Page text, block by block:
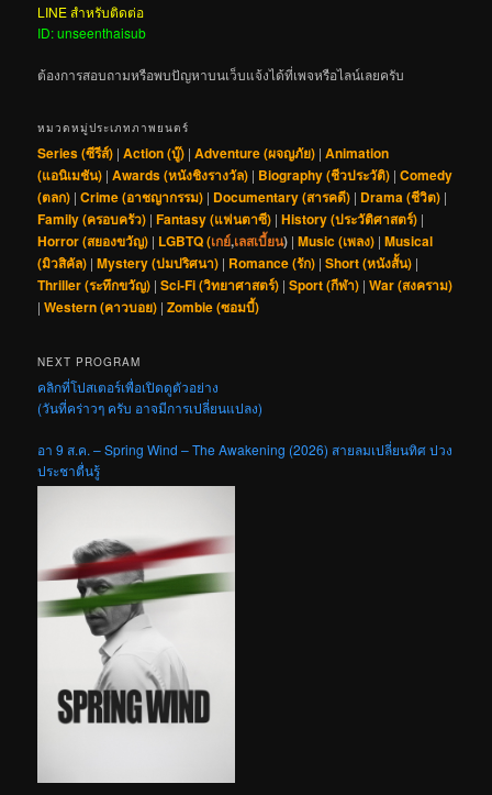
LINE สำหรับติดต่อ
ID: unseenthaisub
ต้องการสอบถามหรือพบปัญหาบนเว็บแจ้งได้ที่เพจหรือไลน์เลยครับ
หมวดหมู่ประเภทภาพยนตร์
Series (ซีรีส์) |Action (บู๊) |Adventure (ผจญภัย) |Animation
(แอนิเมชัน) |Awards (หนังชิงรางวัล) | Biography (ชีวประวัติ) |Comedy
(ตลก) |Crime (อาชญากรรม) | Documentary (สารคดี) | Drama (ชีวิต) |
Family (ครอบครัว) |Fantasy (แฟนตาซี) |History (ประวัติศาสตร์) |
Horror (สยองขวัญ) | LGBTQ (เกย์,เลสเบี้ยน) |Music (เพลง) |Musical
(มิวสิคัล) |Mystery (ปมปริศนา) | Romance (รัก) |Short (หนังสั้น) |
Thriller (ระทึกขวัญ) |Sci-Fi (วิทยาศาสตร์) |Sport (กีฬา) |War (สงคราม)
|Western (คาวบอย) |Zombie (ซอมบี้)
NEXT PROGRAM
คลิกที่โปสเตอร์เพื่อเปิดดูตัวอย่าง
(วันที่คร่าวๆ ครับ อาจมีการเปลี่ยนแปลง)
อา 9 ส.ค. – Spring Wind – The Awakening (2026) สายลมเปลี่ยนทิศ ปวง
ประชาตื่นรู้